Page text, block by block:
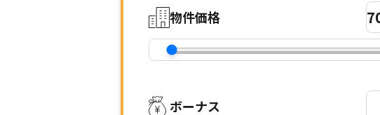
物件価格
ボーナス